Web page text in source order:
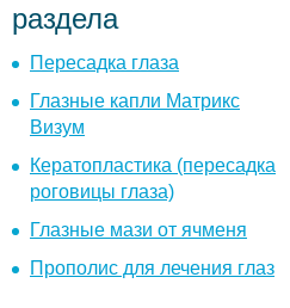
раздела
Пересадка глаза
Глазные капли Матрикс
Визум
Кератопластика (пересадка
роговицы глаза)
Глазные мази от ячменя
Прополис для лечения глаз